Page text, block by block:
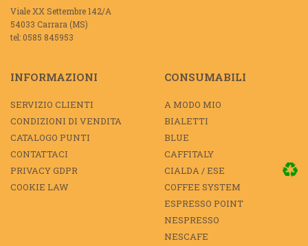
Viale XX Settembre 142/A
54033 Carrara (MS)
tel: 0585 845953
INFORMAZIONI
SERVIZIO CLIENTI
CONDIZIONI DI VENDITA
CATALOGO PUNTI
CONTATTACI
PRIVACY GDPR
COOKIE LAW
CONSUMABILI
A MODO MIO
BIALETTI
BLUE
CAFFITALY
CIALDA / ESE
COFFEE SYSTEM
ESPRESSO POINT
NESPRESSO
NESCAFE